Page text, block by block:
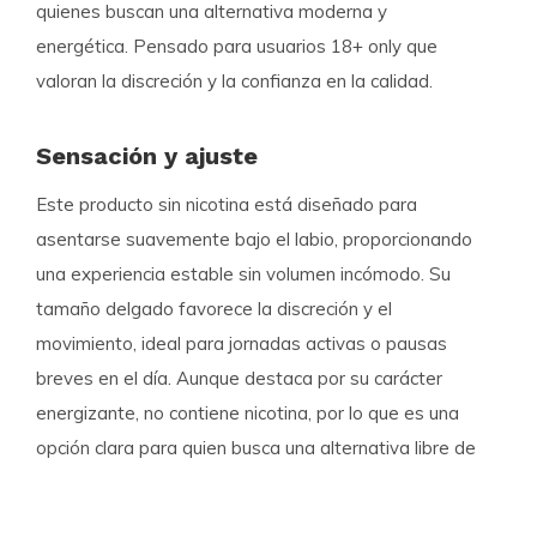
quienes buscan una alternativa moderna y
energética. Pensado para usuarios 18+ only que
valoran la discreción y la confianza en la calidad.
Sensación y ajuste
Este producto sin nicotina está diseñado para
asentarse suavemente bajo el labio, proporcionando
una experiencia estable sin volumen incómodo. Su
tamaño delgado favorece la discreción y el
movimiento, ideal para jornadas activas o pausas
breves en el día. Aunque destaca por su carácter
energizante, no contiene nicotina, por lo que es una
opción clara para quien busca una alternativa libre de